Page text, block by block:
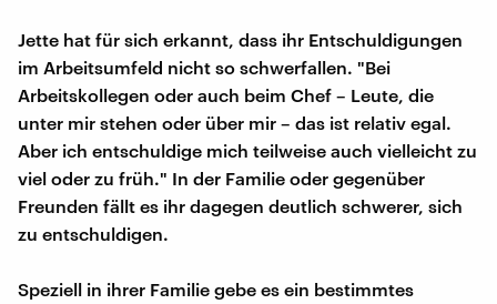
Jette hat für sich erkannt, dass ihr Entschuldigungen
im Arbeitsumfeld nicht so schwerfallen. "Bei
Arbeitskollegen oder auch beim Chef – Leute, die
unter mir stehen oder über mir – das ist relativ egal.
Aber ich entschuldige mich teilweise auch vielleicht zu
viel oder zu früh." In der Familie oder gegenüber
Freunden fällt es ihr dagegen deutlich schwerer, sich
zu entschuldigen.
Speziell in ihrer Familie gebe es ein bestimmtes